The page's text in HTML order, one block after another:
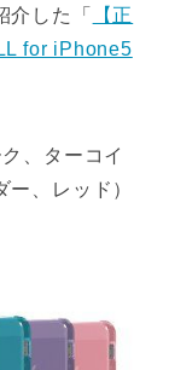
介した「
【正
for iPhone5
、ターコイ
、レッド）